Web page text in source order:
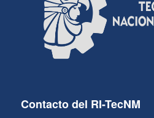
Contacto del RI-TecNM